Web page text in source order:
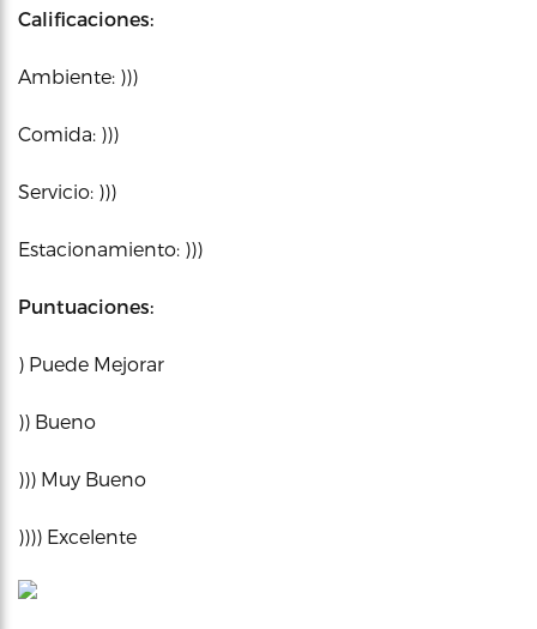
Calificaciones:
Ambiente: )))
Comida: )))
Servicio: )))
Estacionamiento: )))
Puntuaciones:
) Puede Mejorar
)) Bueno
))) Muy Bueno
)))) Excelente